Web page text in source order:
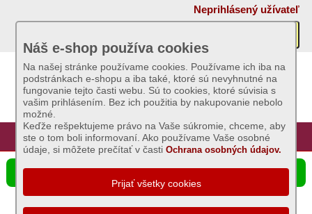
Neprihlásený užívateľ
Úvod Hlavná stránka Prihlásenie Registrácia
Náš e-shop používa cookies
Na našej stránke používame cookies. Používame ich iba na
podstránkach e-shopu a iba také, ktoré sú nevyhnutné na
fungovanie tejto časti webu. Sú to cookies, ktoré súvisia s
vašim prihlásením. Bez ich použitia by nakupovanie nebolo
možné.
Keďže rešpektujeme právo na Vaše súkromie, chceme, aby
ste o tom boli informovaní. Ako používame Vaše osobné
údaje, si môžete prečítať v častiOchrana osobných údajov.
☰ Ponuka produktov
Akcie
Sviečky
Umelé
kvety
Vence
nezdobené
a
zdobené